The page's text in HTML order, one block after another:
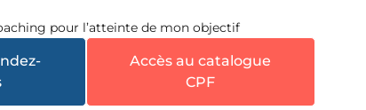
pour l’atteinte de mon objectif
Accès au catalogue
CPF